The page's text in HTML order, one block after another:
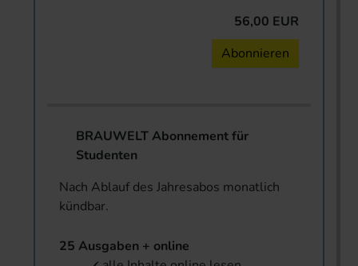
56,00 EUR
Abonnieren
BRAUWELT Abonnement für
Studenten
Nach Ablauf des Jahresabos monatlich
kündbar.
25 Ausgaben + online